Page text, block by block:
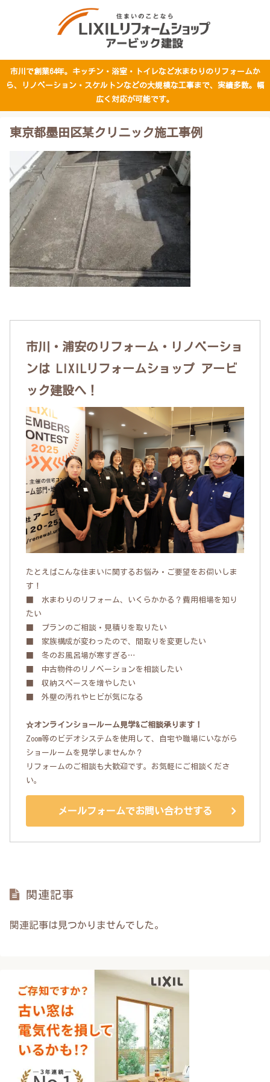
市川で創業64年。キッチン・浴室・トイレなど水まわりのリフォームか
ら、リノベーション・スケルトンなどの大規模な工事まで、実績多数。幅
広く対応が可能です。
東京都墨田区某クリニック施工事例
市川・浦安のリフォーム・リノベーショ
ンは LIXILリフォームショップ アービ
ック建設へ！
たとえばこんな住まいに関するお悩み・ご要望をお伺いしま
す！
■ 水まわりのリフォーム、いくらかかる？費用相場を知り
たい
■ プランのご相談・見積りを取りたい
■ 家族構成が変わったので、間取りを変更したい
■ 冬のお風呂場が寒すぎる…
■ 中古物件のリノベーションを相談したい
■ 収納スペースを増やしたい
■ 外壁の汚れやヒビが気になる
☆オンラインショールーム見学&ご相談承ります！
Zoom等のビデオシステムを使用して、自宅や職場にいながら
ショールームを見学しませんか？
リフォームのご相談も大歓迎です。お気軽にご相談くださ
い。
メールフォームでお問い合わせする
関連記事
関連記事は見つかりませんでした。